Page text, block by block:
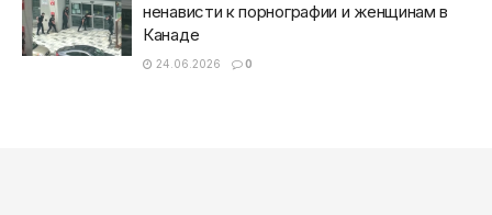
ненависти к порнографии и женщинам в
Канаде
24.06.2026 0